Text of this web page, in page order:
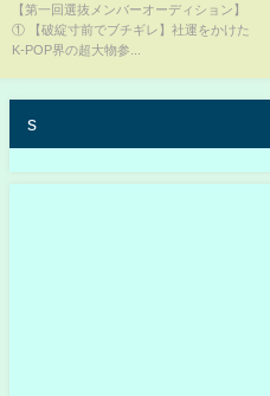
【第一回選抜メンバーオーディション】
① 【破綻寸前でブチギレ】社運をかけた
K-POP界の超大物参...
s